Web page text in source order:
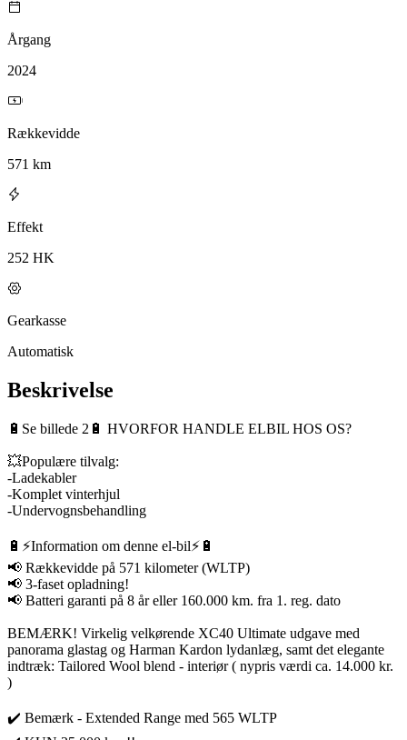
Årgang
2024
Rækkevidde
571 km
Effekt
252 HK
Gearkasse
Automatisk
Beskrivelse
🔋Se billede 2🔋 HVORFOR HANDLE ELBIL HOS OS?
💥Populære tilvalg:
-Ladekabler
-Komplet vinterhjul
-Undervognsbehandling
🔋⚡️Information om denne el-bil⚡️🔋
📢 Rækkevidde på 571 kilometer (WLTP)
📢 3-faset opladning!
📢 Batteri garanti på 8 år eller 160.000 km. fra 1. reg. dato
BEMÆRK! Virkelig velkørende XC40 Ultimate udgave med
panorama glastag og Harman Kardon lydanlæg, samt det elegante
indtræk: Tailored Wool blend - interiør ( nypris værdi ca. 14.000 kr.
)
✔️ Bemærk - Extended Range med 565 WLTP